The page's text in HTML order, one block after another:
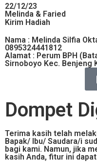
22/12/23
Melinda & Faried
Kirim Hadiah
Nama : Melinda Silfia
0895324441812
Alamat : Perum BPH
Sirnoboyo Kec. Benjeng
Dompet
Terima kasih telah
Bapak/ Ibu/ Saudara/i
bagi kami. Namun, jika
kasih Anda, fitur ini